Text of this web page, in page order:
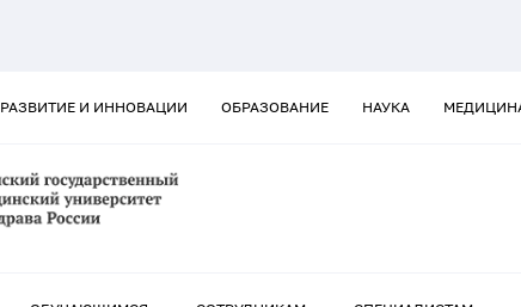
РАЗВИТИЕ И ИННОВАЦИИ ОБРАЗОВАНИЕ НАУКА